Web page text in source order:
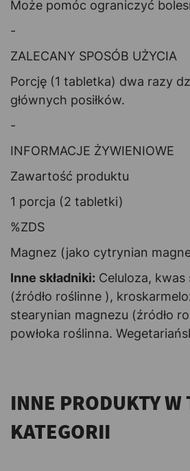
Może pomóc ograniczyć
-
ZALECANY SPOSÓB UŻYCIA
Porcję (1 tabletka) dwa razy
głównych posiłków.
-
INFORMACJE ŻYWIENIOWE
Zawartość produktu
1 porcja (2 tabletki)
%ZDS
Magnez (jako cytrynian
Inne składniki: Celuloza,
(źródło roślinne ),
stearynian magnezu (źródło
powłoka roślinna.
INNE PRODUKTY W
KATEGORII